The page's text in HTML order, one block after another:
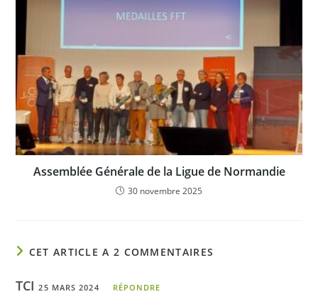
Assemblée Générale de la Ligue de Normandie
30 novembre 2025
CET ARTICLE A 2 COMMENTAIRES
TCI25 MARS 2024 RÉPONDRE